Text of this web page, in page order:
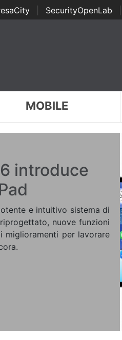
SecurityOpenLab
Awards
MOBILE
introduce
e intuitivo sistema di
nuove funzioni
miglioramenti per lavorare